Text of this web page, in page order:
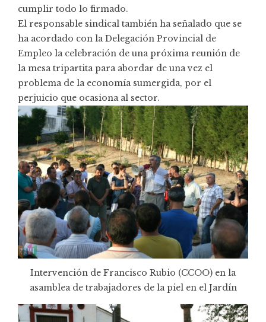
cumplir todo lo firmado.
El responsable sindical también ha señalado que se
ha acordado con la Delegación Provincial de
Empleo la celebración de una próxima reunión de
la mesa tripartita para abordar de una vez el
problema de la economía sumergida, por el
perjuicio que ocasiona al sector.
Intervención de Francisco Rubio (CCOO) en la
asamblea de trabajadores de la piel en el Jardín